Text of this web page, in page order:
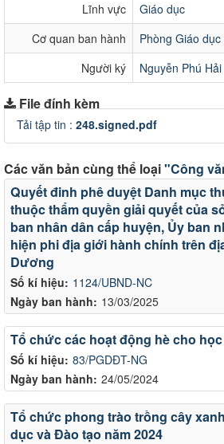
Lĩnh vực
Giáo dục
Cơ quan ban hành
Phòng Giáo
Người ký
Nguyễn Phú Hải
File đính kèm
Tải tập tin : 248.signed.pdf
Các văn bản cùng thể loại"Công
Số kí hiệu: 1124/UBND-NC
Ngày ban hành: 13/03/2025
Quyết đinh phê duyệt Danh mục
thuộc thẩm quyền giải quyết của
ban nhân dân cấp huyện, Ủy ban
hiện phi địa giới hành chính trên
Dương
Số kí hiệu: 83/PGDĐT-NG
Ngày ban hành: 24/05/2024
Tổ chức các hoạt động hè cho
Tổ chức phong trào trồng cây
dục và Đào tạo năm 2024